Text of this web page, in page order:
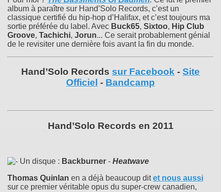
album à paraître sur Hand’Solo Records, c’est un
classique certifié du hip-hop d’Halifax, et c’est toujours ma
sortie préférée du label. Avec Buck65, Sixtoo, Hip Club
Groove, Tachichi, Jorun... Ce serait probablement génial
de le revisiter une dernière fois avant la fin du monde.
Hand’Solo Records sur Facebook - Site
Officiel - Bandcamp
Hand’Solo Records en 2011
Un disque : Backburner - Heatwave
Thomas Quinlan en a déjà beaucoup ditet nous aussi
sur ce premier véritable opus du super-crew canadien,